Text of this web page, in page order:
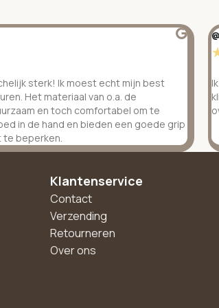
sterk! Ik moest echt mijn best
Het materiaal van o.a. de
en toch comfortabel om te
in de hand en bieden een goede grip
te beperken.
Klantenservice
Contact
Verzending
Retourneren
Over ons